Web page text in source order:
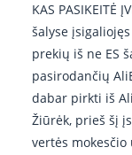
KAS PASIKEITĖ
šalyse
prekių iš ne ES
pasirodančių
dabar pirkti iš
Žiūrėk, prieš šį
vertės mokesčio